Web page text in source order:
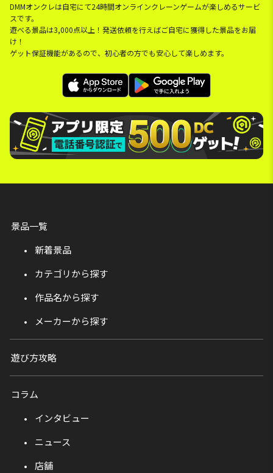
DMMオンクレは自宅にて24時間オンラインクレーンゲームが楽しめるサービ
スです。
遊べる景品は3,000点以上！発送依頼を行えばご自宅に獲得した景品をお届
け！
ゲット保証機能があるので、初心者の方でも安心して楽しめます。
景品一覧
新着景品
カテゴリから探す
作品名から探す
メーカーから探す
遊び方攻略
コラム
インタビュー
ニュース
店舗